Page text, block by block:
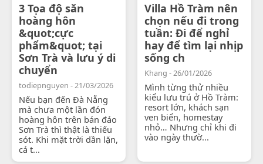
3 Tọa độ săn
hoàng hôn
&quot;cực
phẩm&quot; tại
Sơn Trà và lưu ý di
chuyển
todiepnguyen - 21/03/2026
Nếu bạn đến Đà Nẵng
mà chưa một lần đón
hoàng hôn trên bán đảo
Sơn Trà thì thật là thiếu
sót. Khi mặt trời dần lặn,
cả t...
Villa Hồ Tràm nên
chọn nếu đi trong
tuần: Đi để nghỉ
hay để tìm lại nhịp
sống ch
Khang - 26/01/2026
Mình từng thử nhiều
kiểu lưu trú ở Hồ Tràm:
resort lớn, khách sạn
ven biển, homestay
nhỏ… Nhưng chỉ khi đi
vào ngày thườ...